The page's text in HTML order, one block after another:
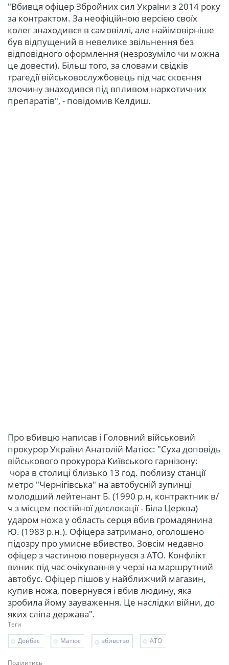
"Вбивця офіцер Збройних сил України з 2014 року
за контрактом. За неофіційною версією своїх
колег знаходився в самовіллі, але найімовірніше
був відпущений в невелике звільнення без
відповідного оформлення (незрозуміло чи можна
це довести). Більш того, за словами свідків
трагедії військовослужбовець під час скоєння
злочину знаходився під впливом наркотичних
препаратів", - повідомив Келдиш.
Про вбивцю написав і Головний військовий
прокурор України Анатолій Матіос: "Суха доповідь
військового прокурора Київського гарнізону:
чора в столиці близько 13 год. поблизу станції
метро "Чернігівська" на автобусній зупинці
молодший лейтенант Б. (1990 р.н, контрактник в/
ч з місцем постійної дислокації - Біла Церква)
ударом ножа у область серця вбив громадянина
Ю. (1983 р.н.). Офіцера затримано, оголошено
підозру про умисне вбивство. Зовсім недавно
офіцер з частиною повернувся з АТО. Конфлікт
виник під час очікування у черзі на маршрутний
автобус. Офіцер пішов у найближчий магазин,
купив ножа, повернувся і вбив людину, яка
зробила йому зауваження. Це наслідки війни, до
яких сліпа держава".
Теги
Донбас
Матіос вбивство АТО
Поділитись